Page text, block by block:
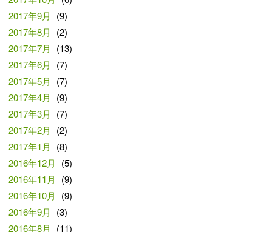
2017年9月
(9)
2017年8月
(2)
2017年7月
(13)
2017年6月
(7)
2017年5月
(7)
2017年4月
(9)
2017年3月
(7)
2017年2月
(2)
2017年1月
(8)
2016年12月
(5)
2016年11月
(9)
2016年10月
(9)
2016年9月
(3)
2016年8月
(11)